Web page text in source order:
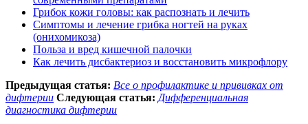
Грибок кожи головы: как распознать и лечить
Симптомы и лечение грибка ногтей на руках
(онихомикоза)
Польза и вред кишечной палочки
Как лечить дисбактериоз и восстановить микрофлору
Предыдущая статья: Все о профилактике и прививках от
дифтерии Следующая статья: Дифференциальная
диагностика дифтерии